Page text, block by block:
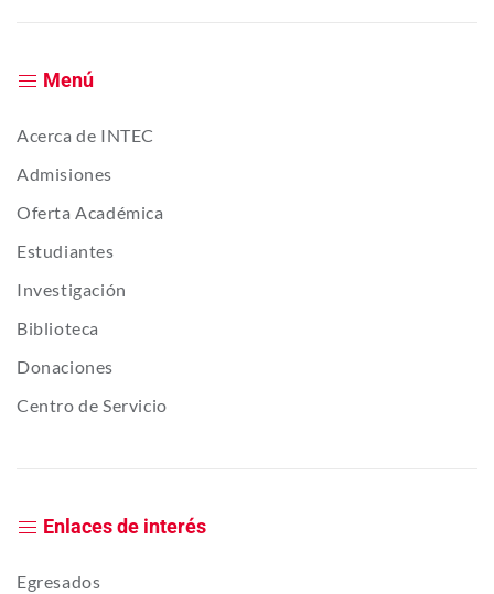
Menú
Acerca de INTEC
Admisiones
Oferta Académica
Estudiantes
Investigación
Biblioteca
Donaciones
Centro de Servicio
Enlaces de interés
Egresados